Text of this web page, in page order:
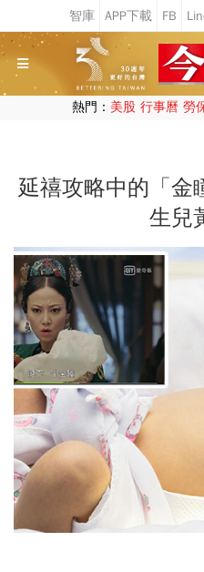
熱門： 美股 行事曆 勞
延禧攻略中的「金
生兒